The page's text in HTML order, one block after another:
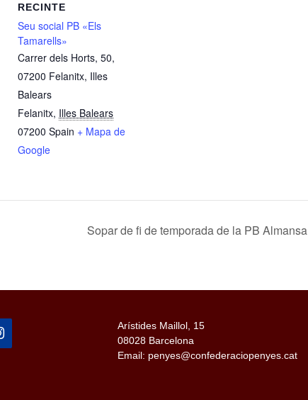
RECINTE
Seu social PB «Els
Tamarells»
Carrer dels Horts, 50,
07200 Felanitx, Illes
Balears
Felanitx, Illes Balears
07200 Spain + Mapa de
Google
Sopar de fi de temporada de la PB Almansa
Arístides Maillol, 15
08028 Barcelona
Email: penyes@confederaciopenyes.cat